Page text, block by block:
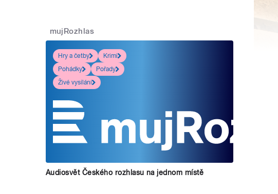
mujRozhlas
Hry a četby
Krimi
Pohádky
Pořady
Živé vysílání
Audiosvět Českého rozhlasu na jednom místě